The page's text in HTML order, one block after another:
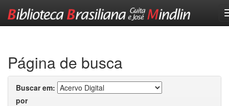
Página de busca
Buscar em:
por